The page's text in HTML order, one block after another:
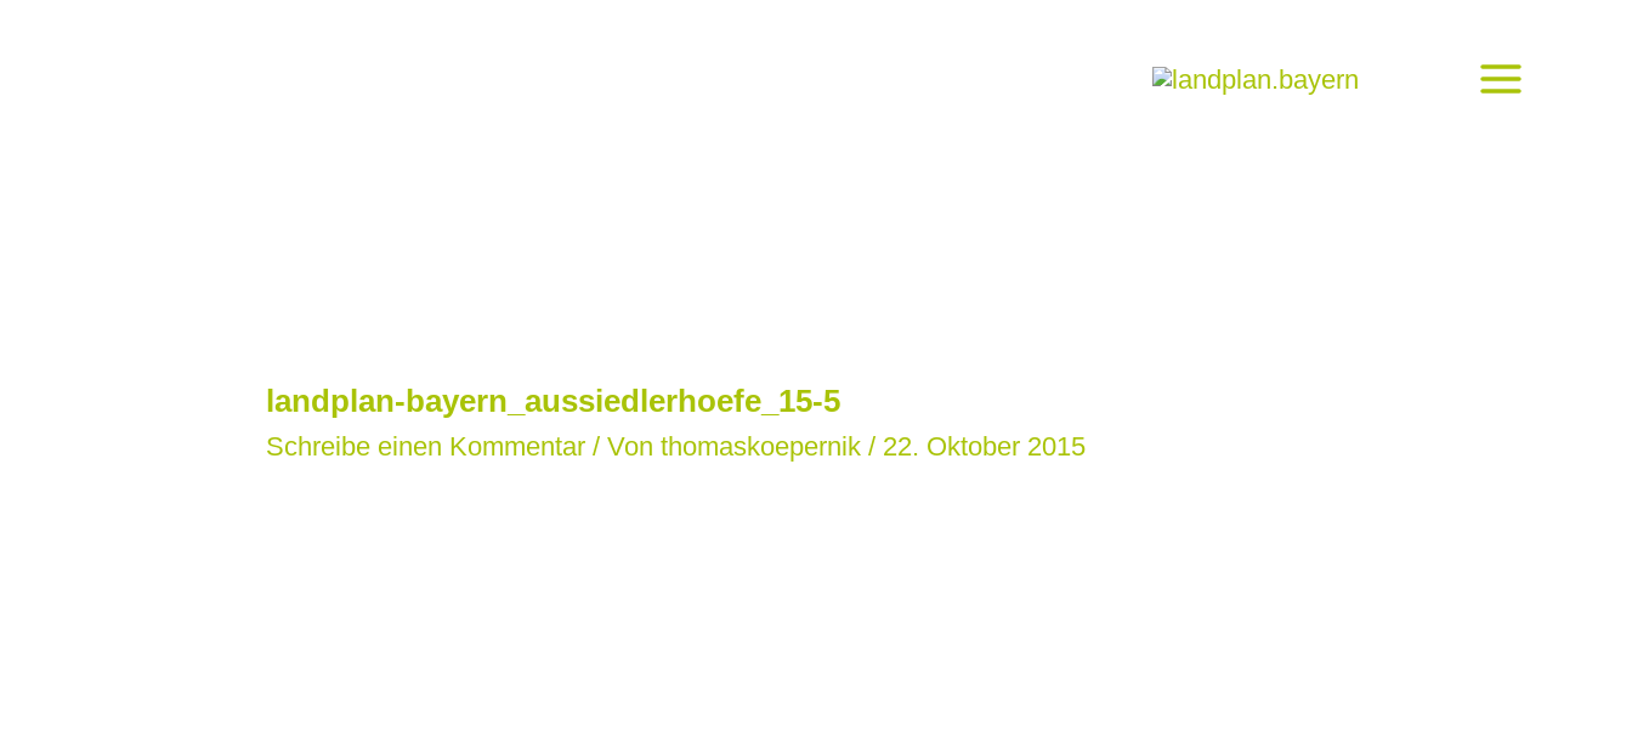
landplan-bayern_aussiedlerhoefe_15-5
Schreibe einen Kommentar / Von thomaskoepernik / 22. Oktober 2015